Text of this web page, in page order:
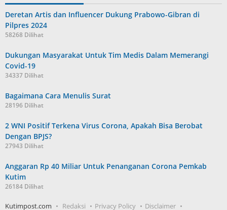
Deretan Artis dan Influencer Dukung Prabowo-Gibran di
Pilpres 2024
58268 Dilihat
Dukungan Masyarakat Untuk Tim Medis Dalam Memerangi
Covid-19
34337 Dilihat
Bagaimana Cara Menulis Surat
28196 Dilihat
2 WNI Positif Terkena Virus Corona, Apakah Bisa Berobat
Dengan BPJS?
27943 Dilihat
Anggaran Rp 40 Miliar Untuk Penanganan Corona Pemkab
Kutim
26184 Dilihat
Kutimpost.com Redaksi Privacy Policy Disclaimer